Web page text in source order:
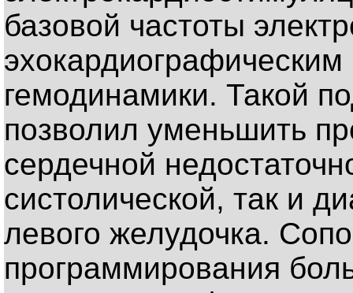
базовой частоты
гемодинамики. Такой
позволил уменьшить
сердечной
систолической, так и
левого желудочка.
программирования